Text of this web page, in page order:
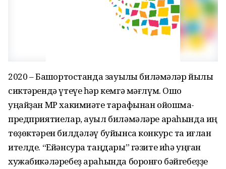
2020 – Башҡортостанда зауыҡлы биләмәләр йылы
сиктәрендә үтеүе һәр кемгә мәғлүм. Ошо
уңайҙан МР хакимиәте тарафынан ойошма-
предприятиелар, ауыл биләмәләре араһында иң
төҙөктәрен билдәләү буйынса конкурс та иғлан
ителде. “Ейәнсура таңдары” гәзите иһә уңған
хужабикәләребеҙ араһында боронғо бәйгебеҙҙе